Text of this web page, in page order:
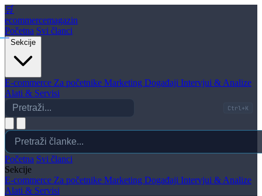
🛒
ecommercemagazin
Početna Svi članci
Sekcije
E-commerce Za početnike Marketing Događaji Intervjui & Analize
Alati & Servisi
Ctrl+K
Početna Svi članci
Sekcije
E-commerce Za početnike Marketing Događaji Intervjui & Analize
Alati & Servisi